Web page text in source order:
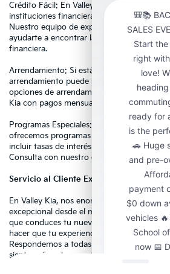
Crédito Fácil: En Valley Kia, trabajamos con
instituciones financieras para ofrecer
Nuestro equipo de expertos en
ayudarte a encontrar la mejor solución que
financiera.
Arrendamiento: Si estás buscando
arrendamiento puede ser la opción
opciones de arrendamiento que te
Kia con pagos mensuales bajos y términos
Programas Especiales: Además de las
ofrecemos programas especiales de
incluir tasas de interés bajas, plazos
Consulta con nuestro equipo para conocer
Servicio al Cliente Excepcional
En Valley Kia, nos enorgullece brindar un
excepcional desde el momento en que
que conduces tu nuevo vehículo. Nuestro
hacer que tu experiencia de compra sea
Respondemos a todas tus preguntas y nos
sientas cómodo y confiado en cada paso